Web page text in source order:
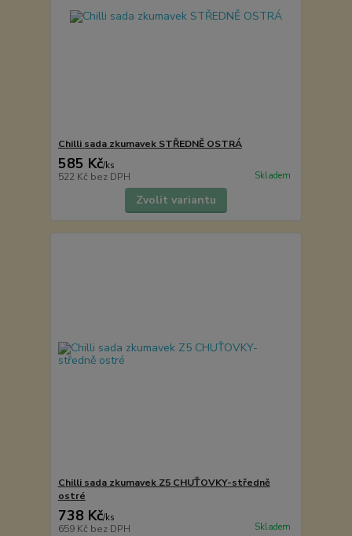
Chilli sada zkumavek STŘEDNĚ OSTRÁ
585 Kč/ks
522 Kč bez DPH Skladem
Zvolit variantu
Chilli sada zkumavek Z5 CHUŤOVKY-středně
ostré
738 Kč/ks
659 Kč bez DPH Skladem